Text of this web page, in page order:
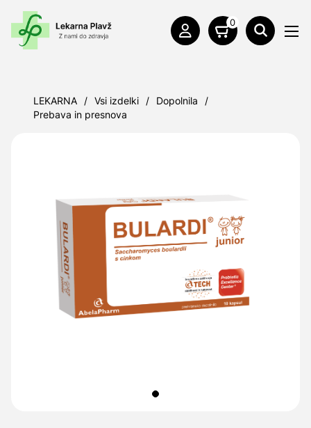
0
LEKARNA / Vsi izdelki / Dopolnila
/
Prebava in presnova